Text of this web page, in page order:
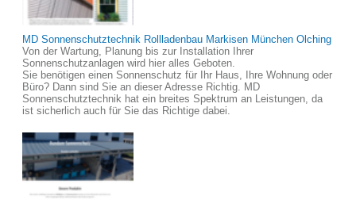
MD Sonnenschutztechnik Rollladenbau Markisen München Olching
Von der Wartung, Planung bis zur Installation Ihrer
Sonnenschutzanlagen wird hier alles Geboten.
Sie benötigen einen Sonnenschutz für Ihr Haus, Ihre Wohnung oder
Büro? Dann sind Sie an dieser Adresse Richtig. MD
Sonnenschutztechnik hat ein breites Spektrum an Leistungen, da
ist sicherlich auch für Sie das Richtige dabei.